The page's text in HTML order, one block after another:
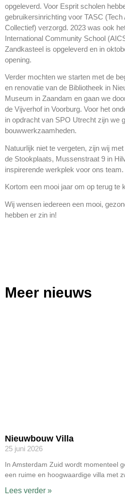
opgeleverd. Voor Esprit scholen
gebruikersinrichting voor TASC
Collectief) verzorgd. 2023 was ook
International Community School
Zandkasteel is opgeleverd en in
opening.
Verder mochten we starten met de
en renovatie van de Bibliotheek in
Museum in Zaandam en gaan we
de Vijverhof in Voorburg. Voor het
in opdracht van SPO Utrecht zijn we
bouwwerkzaamheden.
Natuurlijk niet te vergeten, zijn wij
de Stookplaats, Mussenstraat 9 in
inspirerende werkplek voor ons team.
Kortom een mooi jaar om op terug te
Wij wensen iedereen een mooi,
hebben er zin in!
Meer nieuws
Nieuwbouw Villa
25 juni 2026
In Amsterdam Zuid wordt momenteel
een ruime en hoogwaardige villa met
Lees verder »